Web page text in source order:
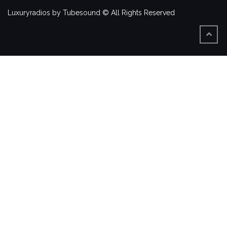
Luxuryradios by Tubesound © All Rights Reserved